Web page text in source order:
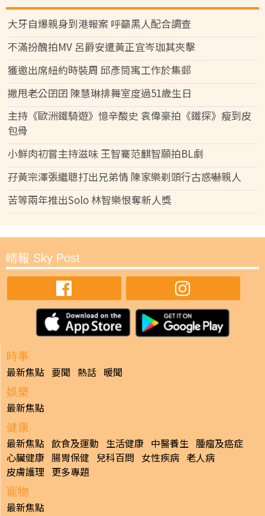
大牙自爆親身到港報案 呼籲黑人配合調查
不滿扮醜拍MV 呂爵安遭黃正宜岑珈其夾擊
獲邀出席紐約時裝周 邱彥筒寓工作於集郵
撇甩老公囝囝 陳慧琳排舞室度過51歲生日
主持《歐洲鐵騎遊》憶辛酸史 袁偉豪拍《鐵探》瘦到皮
包骨
小鮮肉初嘗主持滋味 王智騫范麒智願拍BL劇
孖黃宗澤張繼聰打出兄弟情 陳家樂剃頭行古惑嚇親人
苦等兩年推出Solo 林智樂恨奪新人獎
晴報 Sky Post
時事
最新焦點 要聞 熱話 暖聞
娛樂
最新焦點
健康
最新焦點 飲食及運動 生活健康 中醫養生 腫瘤及癌症
心臟健康 腸胃保健 兒科百問 女性疾病 老人病
皮膚護理 更多專題
寵物
最新焦點